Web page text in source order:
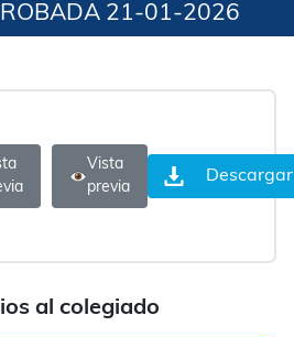
21-01-2026
al colegiado
Vista
previa
Descargar